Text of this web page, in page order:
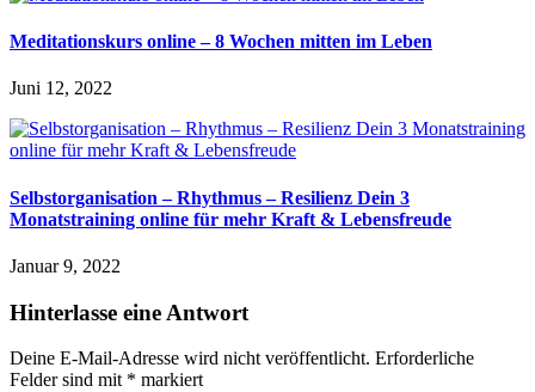
Meditationskurs online – 8 Wochen mitten im Leben
Juni 12, 2022
Selbstorganisation – Rhythmus – Resilienz Dein 3
Monatstraining online für mehr Kraft & Lebensfreude
Januar 9, 2022
Hinterlasse eine Antwort
Deine E-Mail-Adresse wird nicht veröffentlicht. Erforderliche
Felder sind mit * markiert